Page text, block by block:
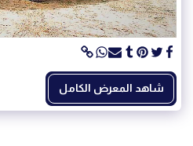
شاهد المعرض الكامل